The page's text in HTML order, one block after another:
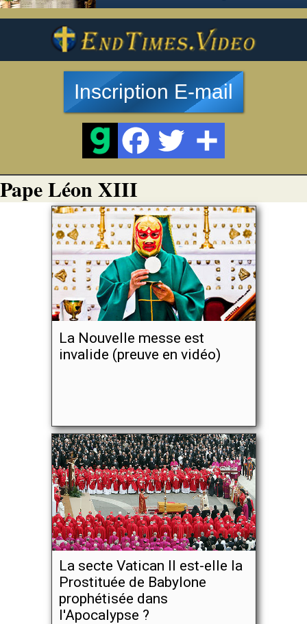
Inscription E-mail
Pape Léon XIII
La Nouvelle messe est
invalide (preuve en vidéo)
La secte Vatican II est-elle la
Prostituée de Babylone
prophétisée dans
l'Apocalypse ?